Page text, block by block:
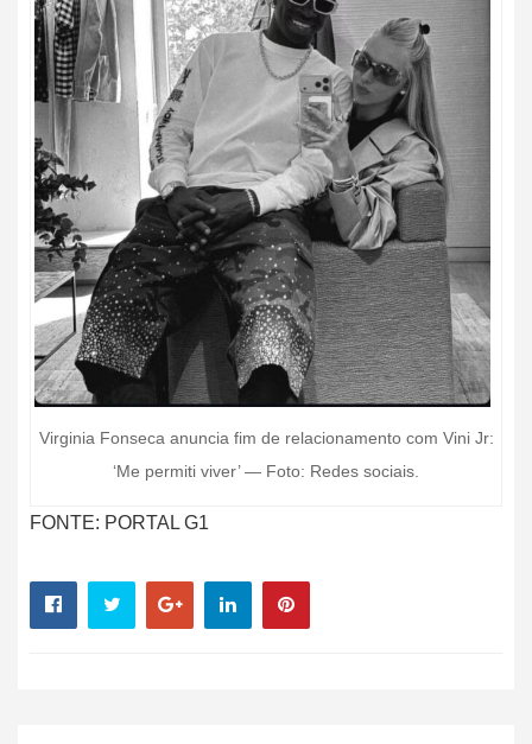
Virginia Fonseca anuncia fim de relacionamento com Vini Jr:
‘Me permiti viver’ — Foto: Redes sociais.
FONTE: PORTAL G1